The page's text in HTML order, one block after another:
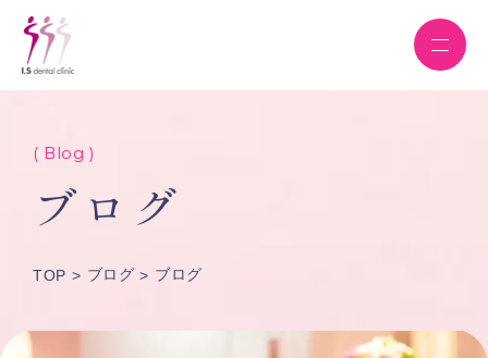
( Blog )
ブログ
TOP ブログ ブログ